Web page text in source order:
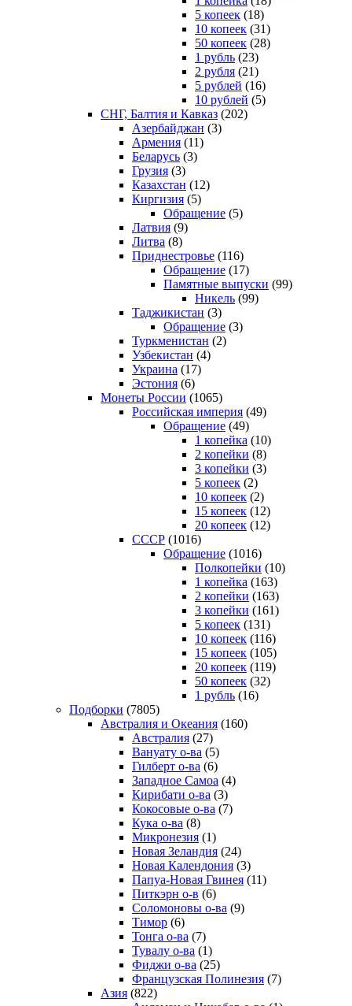
5 копеек (18)
10 копеек (31)
50 копеек (28)
1 рубль (23)
2 рубля (21)
5 рублей (16)
10 рублей (5)
СНГ, Балтия и Кавказ (202)
Азербайджан (3)
Армения (11)
Беларусь (3)
Грузия (3)
Казахстан (12)
Киргизия (5)
Обращение (5)
Латвия (9)
Литва (8)
Приднестровье (116)
Обращение (17)
Памятные выпуски (99)
Никель (99)
Таджикистан (3)
Обращение (3)
Туркменистан (2)
Узбекистан (4)
Украина (17)
Эстония (6)
Монеты России (1065)
Российская империя (49)
Обращение (49)
1 копейка (10)
2 копейки (8)
3 копейки (3)
5 копеек (2)
10 копеек (2)
15 копеек (12)
20 копеек (12)
СССР (1016)
Обращение (1016)
Полкопейки (10)
1 копейка (163)
2 копейки (163)
3 копейки (161)
5 копеек (131)
10 копеек (116)
15 копеек (105)
20 копеек (119)
50 копеек (32)
1 рубль (16)
Подборки (7805)
Австралия и Океания (160)
Австралия (27)
Вануату о-ва (5)
Гилберт о-ва (6)
Западное Самоа (4)
Кирибати о-ва (3)
Кокосовые о-ва (7)
Кука о-ва (8)
Микронезия (1)
Новая Зеландия (24)
Новая Календония (3)
Папуа-Новая Гвинея (11)
Питкэрн о-в (6)
Соломоновы о-ва (9)
Тимор (6)
Тонга о-ва (7)
Тувалу о-ва (1)
Фиджи о-ва (25)
Французская Полинезия (7)
Азия (822)